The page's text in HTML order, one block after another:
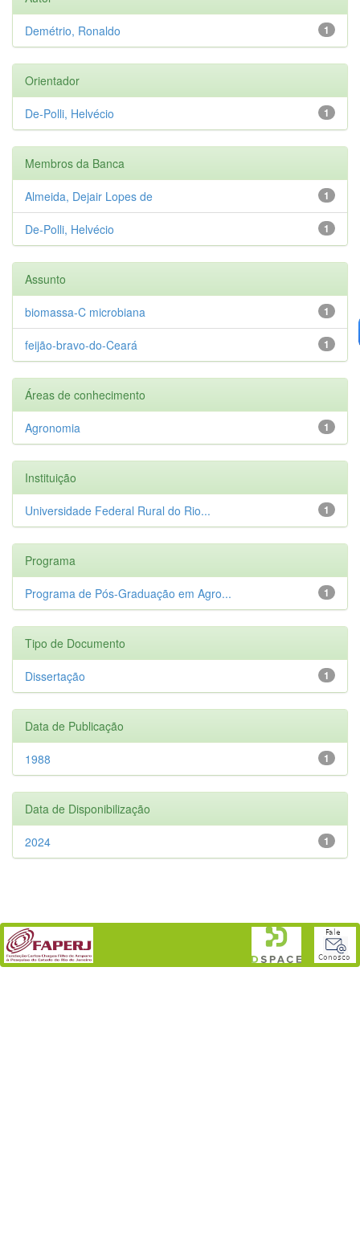
1
Demétrio, Ronaldo
Orientador
1
De-Polli, Helvécio
Membros da Banca
1
Almeida, Dejair Lopes de
1
De-Polli, Helvécio
Assunto
1
biomassa-C microbiana
1
feijão-bravo-do-Ceará
Áreas de conhecimento
1
Agronomia
Instituição
1
Universidade Federal Rural do Rio...
Programa
1
Programa de Pós-Graduação em Agro...
Tipo de Documento
1
Dissertação
Data de Publicação
1
1988
Data de Disponibilização
1
2024